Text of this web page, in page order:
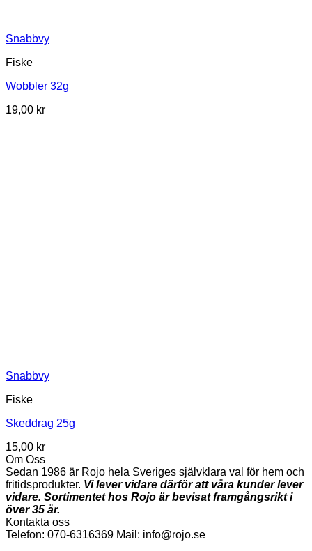
Snabbvy
Fiske
Wobbler 32g
19,00 kr
Snabbvy
Fiske
Skeddrag 25g
15,00 kr
Om Oss
Sedan 1986 är Rojo hela Sveriges självklara val för hem och
fritidsprodukter. Vi lever vidare därför att våra kunder lever
vidare. Sortimentet hos Rojo är bevisat framgångsrikt i
över 35 år.
Kontakta oss
Telefon: 070-6316369 Mail: info@rojo.se